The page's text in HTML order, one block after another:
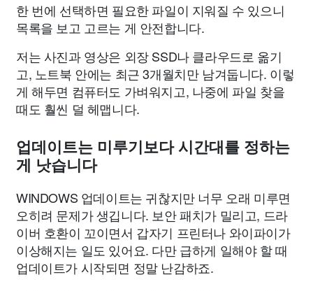
한 번에 선택하면 필요한 파일이 지워질 수 있으니
목록을 보고 고르는 게 안전합니다.
저는 사진과 영상은 외장 SSD나 클라우드로 옮기
고, 노트북 안에는 최근 3개월치만 남겨둡니다. 이렇
게 해두면 컴퓨터도 가벼워지고, 나중에 파일 찾을
때도 훨씬 덜 헤맵니다.
업데이트는 미루기보다 시간대를 정하는
게 낫습니다
WINDOWS 업데이트는 귀찮지만 너무 오래 미루면
오히려 문제가 생깁니다. 보안 패치가 밀리고, 드라
이버 호환이 꼬이면서 갑자기 프린터나 와이파이가
이상해지는 일도 있어요. 다만 급하게 일해야 할 때
업데이트가 시작되면 정말 난감하죠.